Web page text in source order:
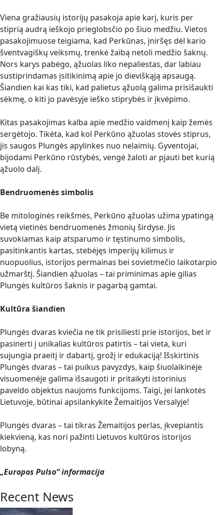
Viena gražiausių istorijų pasakoja apie karį, kuris per
stiprią audrą ieškojo prieglobsčio po šiuo medžiu. Vietos
pasakojimuose teigiama, kad Perkūnas, įniršęs dėl kario
šventvagiškų veiksmų, trenkė žaibą netoli medžio šaknų.
Nors karys pabėgo, ąžuolas liko nepaliestas, dar labiau
sustiprindamas įsitikinimą apie jo dieviškąją apsaugą.
Šiandien kai kas tiki, kad palietus ąžuolą galima prisišaukti
sėkmę, o kiti jo pavėsyje ieško stiprybės ir įkvėpimo.
Kitas pasakojimas kalba apie medžio vaidmenį kaip žemės
sergėtojo. Tikėta, kad kol Perkūno ąžuolas stovės stiprus,
jis saugos Plungės apylinkes nuo nelaimių. Gyventojai,
bijodami Perkūno rūstybės, vengė žaloti ar pjauti bet kurią
ąžuolo dalį.
Bendruomenės simbolis
Be mitologinės reikšmės, Perkūno ąžuolas užima ypatingą
vietą vietinės bendruomenės žmonių širdyse. Jis
suvokiamas kaip atsparumo ir tęstinumo simbolis,
pasitinkantis kartas, stebėjęs imperijų kilimus ir
nuopuolius, istorijos permainas bei sovietmečio laikotarpio
užmarštį. Šiandien ąžuolas – tai priminimas apie gilias
Plungės kultūros šaknis ir pagarbą gamtai.
Kultūra šiandien
Plungės dvaras kviečia ne tik prisiliesti prie istorijos, bet ir
pasinerti į unikalias kultūros patirtis – tai vieta, kuri
sujungia praeitį ir dabartį, grožį ir edukaciją! Išskirtinis
Plungės dvaras – tai puikus pavyzdys, kaip šiuolaikinėje
visuomenėje galima išsaugoti ir pritaikyti istorinius
paveldo objektus naujoms funkcijoms. Taigi, jei lankotės
Lietuvoje, būtinai apsilankykite Žemaitijos Versalyje!
Plungės dvaras – tai tikras Žemaitijos perlas, įkvepiantis
kiekvieną, kas nori pažinti Lietuvos kultūros istorijos
lobyną.
„Europos Pulso“ informacija
Recent News